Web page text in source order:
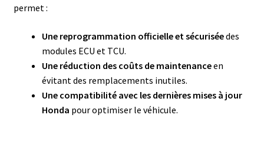
permet :
Une reprogrammation officielle et sécuriséedes
modules ECU et TCU.
Une réduction des coûts de maintenanceen
évitant des remplacements inutiles.
Une compatibilité avec les dernières mises à jour
Honda pour optimiser le véhicule.